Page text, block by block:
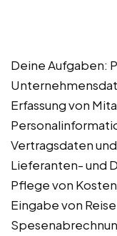
Deine Aufgaben:
Erfassung von
Vertragsdaten
Lieferanten- und
Pflege von
Eingabe von